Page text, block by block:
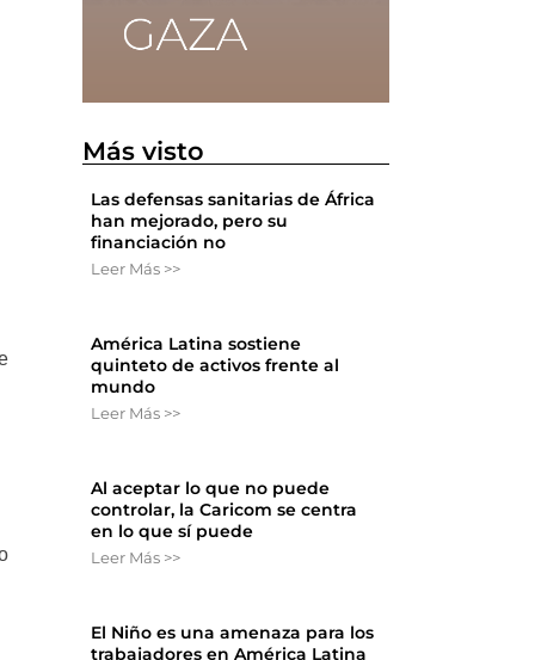
Más visto
Las defensas sanitarias de África
han mejorado, pero su
financiación no
Leer Más >>
América Latina sostiene
quinteto de activos frente al
mundo
Leer Más >>
Al aceptar lo que no puede
controlar, la Caricom se centra
en lo que sí puede
Leer Más >>
El Niño es una amenaza para los
trabajadores en América Latina